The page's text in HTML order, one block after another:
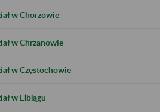
w Chorzowie
w Chrzanowie
w Częstochowie
w Elblągu